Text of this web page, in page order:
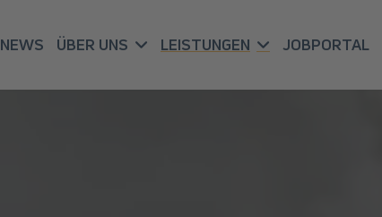
NEWS ÜBER UNS LEISTUNGEN JOBPORTAL